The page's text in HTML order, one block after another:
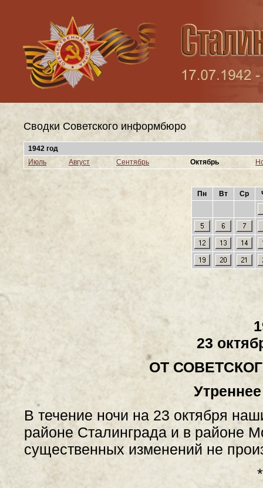
Сводки Cоветского информбюро
1942 год
Июль
Август Сентябрь Октябрь
Пн Вт Ср
23
ОТ
В течение ночи на 23 октября
районе Сталинграда и в районе
существенных изменений не